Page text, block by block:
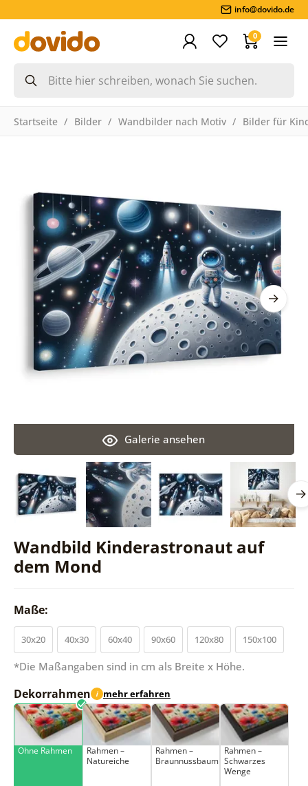
info@dovido.de
0
Startseite Bilder Wandbilder nach Motiv Bilder für
Wandbild Kinderastronaut auf
dem Mond
Galerie ansehen
Maße:
30x20 40x30 60x40 90x60 120x80 150x100
*Die Maßangaben sind in cm als Breite x Höhe.
Dekorrahmen i mehr erfahren
Ohne Rahmen
Rahmen –
Natureiche
Rahmen –
Braunnussbaum
Rahmen –
Schwarzes
Wenge